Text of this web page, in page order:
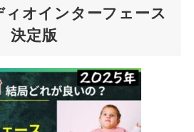
オインターフェース
決定版